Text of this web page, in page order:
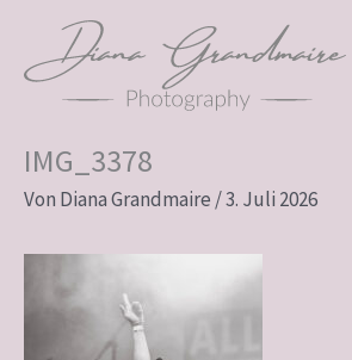
springen
IMG_3378
Von Diana Grandmaire /3. Juli 2026